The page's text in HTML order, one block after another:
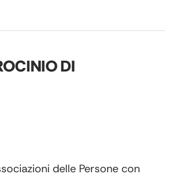
DI
delle Persone con